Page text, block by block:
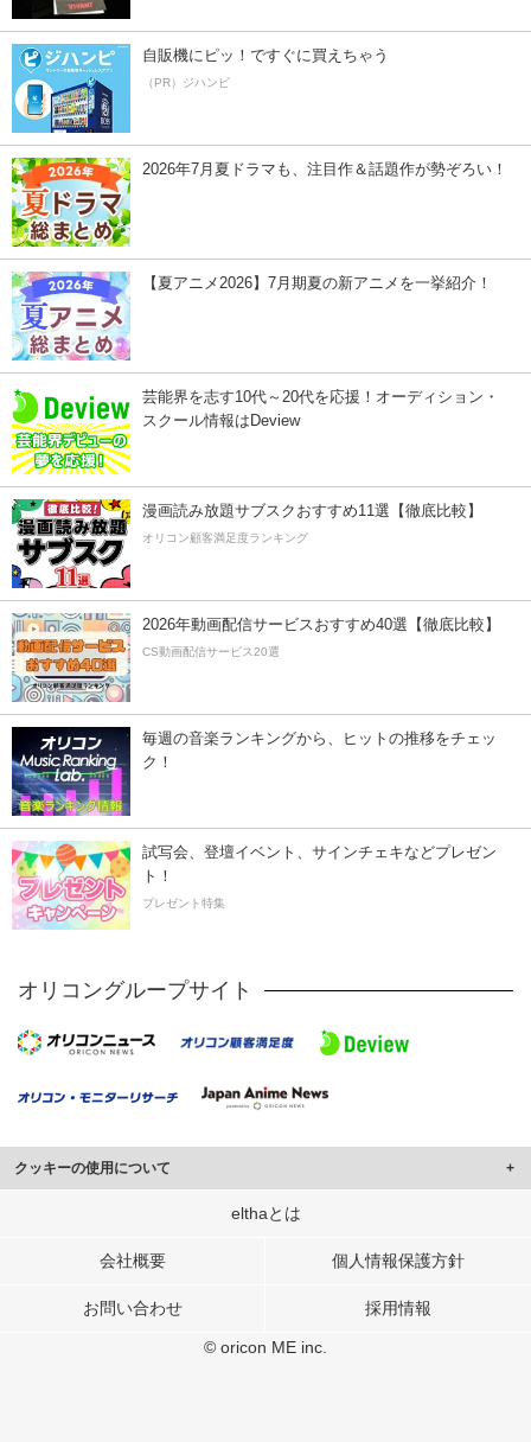
自販機にピッ！ですぐに買えちゃう
（PR）ジハンピ
2026年7月夏ドラマも、注目作＆話題作が勢ぞろい！
【夏アニメ2026】7月期夏の新アニメを一挙紹介！
芸能界を志す10代～20代を応援！オーディション・
スクール情報はDeview
漫画読み放題サブスクおすすめ11選【徹底比較】
オリコン顧客満足度ランキング
2026年動画配信サービスおすすめ40選【徹底比較】
CS動画配信サービス20選
毎週の音楽ランキングから、ヒットの推移をチェッ
ク！
試写会、登壇イベント、サインチェキなどプレゼン
ト！
プレゼント特集
オリコングループサイト
クッキーの使用について
このサイトでは Cookie を使用して、ユーザーに合わせたコンテンツや広告の
行っています。
メディアや広告配信、データ解析の各パートナーに提供しています。
elthaとは
会社概要 個人情報保護方針
お問い合わせ 採用情報
© oricon ME inc.